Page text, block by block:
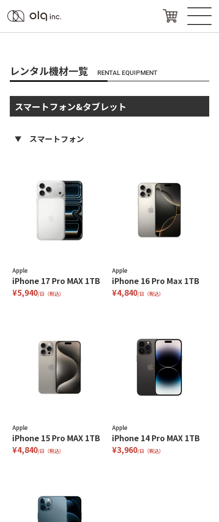
レンタル機材一覧 RENTAL EQUIPMENT
スマートフォン&タブレット
スマートフォン
Apple
iPhone 17 Pro MAX 1TB
¥5,940/日（税込）
Apple
iPhone 16 Pro Max 1TB
¥4,840/日（税込）
Apple
iPhone 15 Pro MAX 1TB
¥4,840/日（税込）
Apple
iPhone 14 Pro MAX 1TB
¥3,960/日（税込）